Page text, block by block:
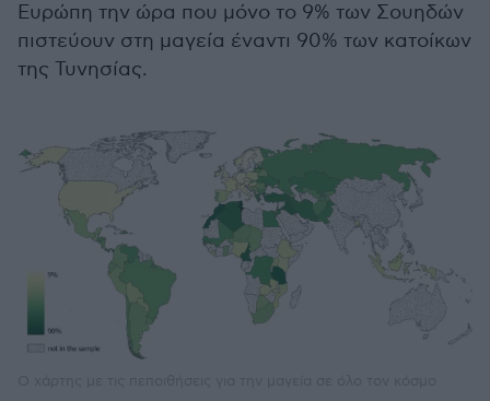
Ευρώπη την ώρα που μόνο το 9% των Σουηδών
πιστεύουν στη μαγεία έναντι 90% των κατοίκων
της Τυνησίας.